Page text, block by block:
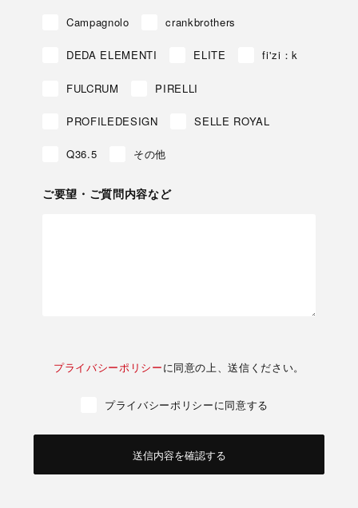
Campagnolo crankbrothers
DEDA ELEMENTI ELITE fi'zi：k
FULCRUM PIRELLI
PROFILEDESIGN SELLE ROYAL
Q36.5 その他
ご要望・ご質問内容など
プライバシーポリシーに同意の上、送信ください。
プライバシーポリシーに同意する